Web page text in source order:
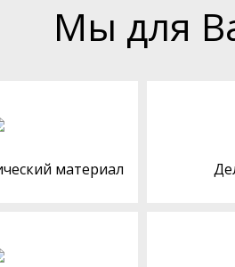
Мы для
материал